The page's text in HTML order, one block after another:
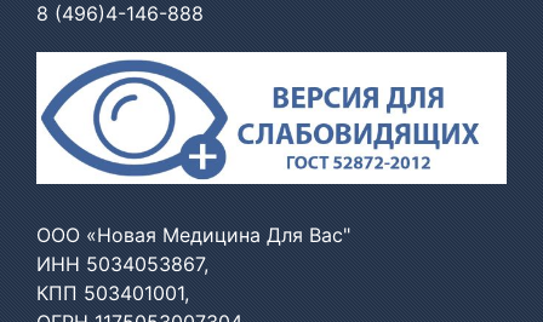
8 (496)4-146-888
ООО «Новая Медицина Для Вас"
ИНН 5034053867,
КПП 503401001,